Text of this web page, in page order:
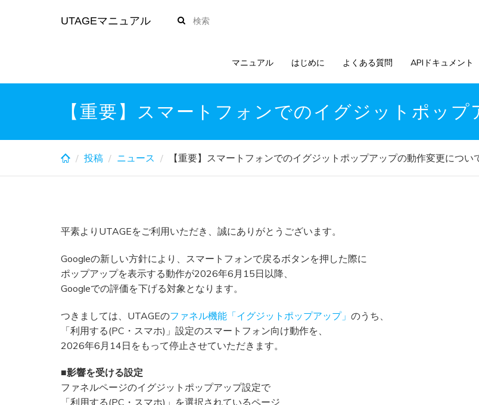
UTAGEマニュアル
マニュアル はじめに よくある質問 APIドキュメント
【重要】スマートフォンでのイグジットポッ
投稿 ニュース 【重要】スマートフォンでのイグジットポップアップの動作変更につい
平素よりUTAGEをご利用いただき、誠にありがとうございます。
Googleの新しい方針により、スマートフォンで戻るボタンを押した際に
ポップアップを表示する動作が2026年6月15日以降、
Googleでの評価を下げる対象となります。
つきましては、UTAGEのファネル機能「イグジットポップアップ」 のうち、
「利用する(PC・スマホ)」設定のスマートフォン向け動作を、
2026年6月14日をもって停止させていただきます。
■影響を受ける設定
ファネルページのイグジットポップアップ設定で
「利用する(PC・スマホ)」を選択されているページ